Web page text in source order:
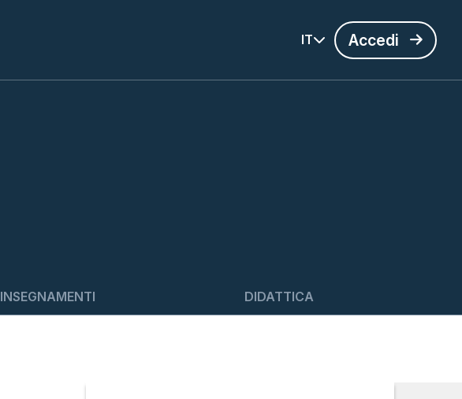
IT Accedi
INSEGNAMENTI DIDATTICA